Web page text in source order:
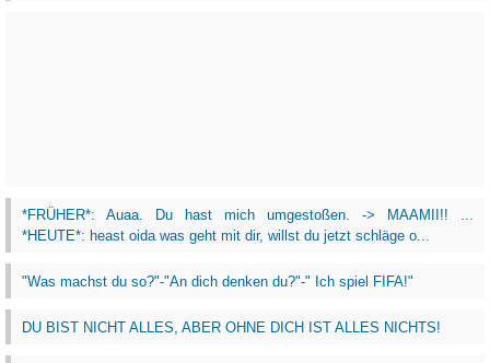
*FRÜHER*: Auaa. Du hast mich umgestoßen. -> MAAMII!! ...
*HEUTE*: heast oida was geht mit dir, willst du jetzt schläge o...
"Was machst du so?"-"An dich denken du?"-" Ich spiel FIFA!"
DU BIST NICHT ALLES, ABER OHNE DICH IST ALLES NICHTS!